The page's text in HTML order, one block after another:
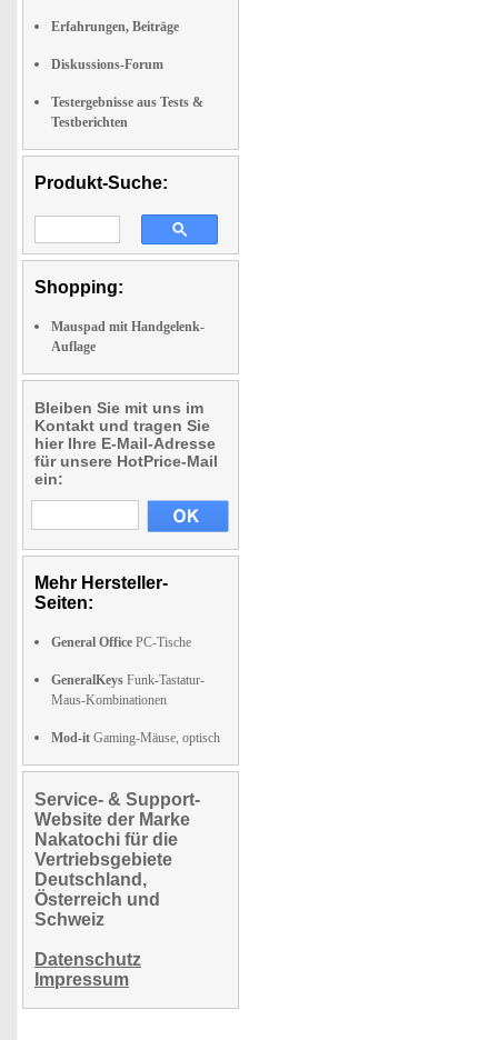
Erfahrungen, Beiträge
Diskussions-Forum
Testergebnisse aus Tests &
Testberichten
Produkt-Suche:
Shopping:
Mauspad mit Handgelenk-
Auflage
Bleiben Sie mit uns im
Kontakt und tragen Sie
hier Ihre E-Mail-Adresse
für unsere HotPrice-Mail
ein:
Mehr Hersteller-
Seiten:
General Office PC-Tische
GeneralKeys Funk-Tastatur-
Maus-Kombinationen
Mod-it Gaming-Mäuse, optisch
Service- & Support-
Website der Marke
Nakatochi für die
Vertriebsgebiete
Deutschland,
Österreich und
Schweiz
Datenschutz
Impressum